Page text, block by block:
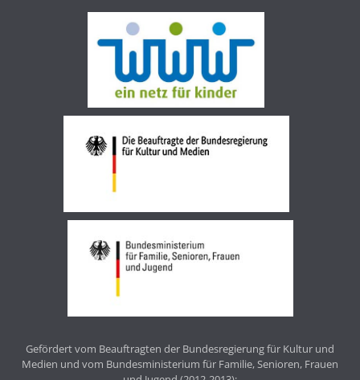
Gefördert vom Beauftragten der Bundesregierung für Kultur und
Medien und vom Bundesministerium für Familie, Senioren, Frauen